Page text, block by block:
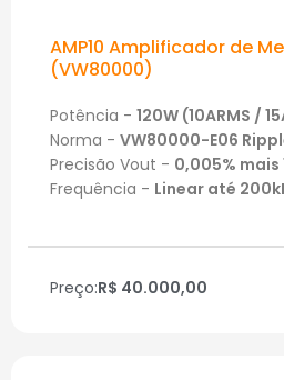
AMP10 Amplificador de
(VW80000)
Potência - 120W (10ARMS /
Norma - VW80000-E06
Precisão Vout - 0,005% mais
Frequência - Linear até
Preço:R$ 40.000,00